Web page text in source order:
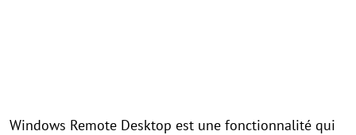
Windows Remote Desktop est une fonctionnalité qui